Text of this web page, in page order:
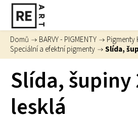
Domů / BARVY - PIGMENTY / Pigmenty
Speciální a efektní pigmenty / Slída,
Slída, šupiny
lesklá